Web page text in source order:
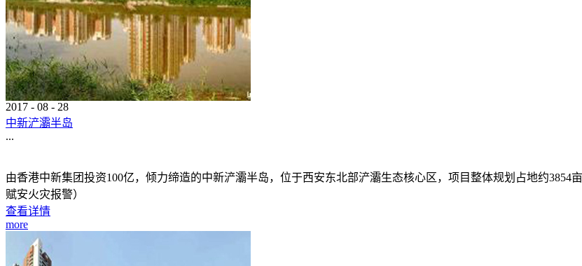
2017 - 08 - 28
中新浐灞半岛
...
由香港中新集团投资100亿，倾力缔造的中新浐灞半岛，位于西安东北部浐灞生态核心区，项目整体规划占地约3854
赋安火灾报警）
查看详情
more